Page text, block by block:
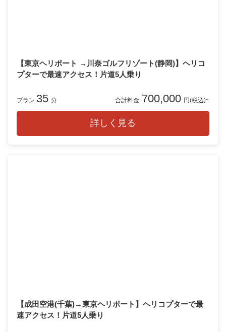
【東京ヘリポート →川奈ゴルフリゾート(静岡)】ヘリコ
プターで最速アクセス！片道5人乗り
プラン 35 分 合計料金 700,000 円(税込)~
詳しく見る
【成田空港(千葉)→東京ヘリポート】ヘリコプターで最
速アクセス！片道5人乗り